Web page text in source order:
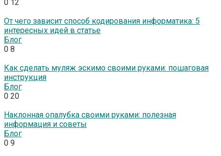
0 12
От чего зависит способ кодирования информатика: 5
интересных идей в статье
Блог
0 8
Как сделать муляж эскимо своими руками: пошаговая
инструкция
Блог
0 20
Наклонная опалубка своими руками: полезная
информация и советы
Блог
0 9